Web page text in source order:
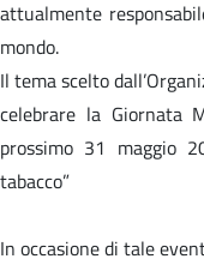
attualmente
mondo.
Il tema scelto
celebrare la Giornata
prossimo 31 maggio
tabacco”
In occasione di tale